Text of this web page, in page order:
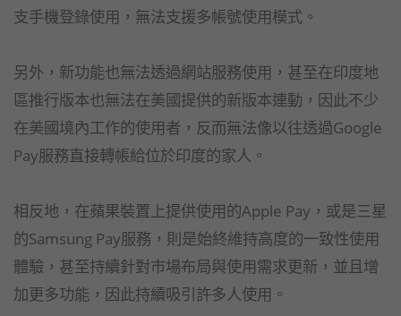
支手機登錄使用，無法支援多帳號使用模式。
另外，新功能也無法透過網站服務使用，甚至在印度地
區推行版本也無法在美國提供的新版本連動，因此不少
在美國境內工作的使用者，反而無法像以往透過Google
Pay服務直接轉帳給位於印度的家人。
相反地，在蘋果裝置上提供使用的Apple Pay，或是三星
的Samsung Pay服務，則是始終維持高度的一致性使用
體驗，甚至持續針對市場布局與使用需求更新，並且增
加更多功能，因此持續吸引許多人使用。